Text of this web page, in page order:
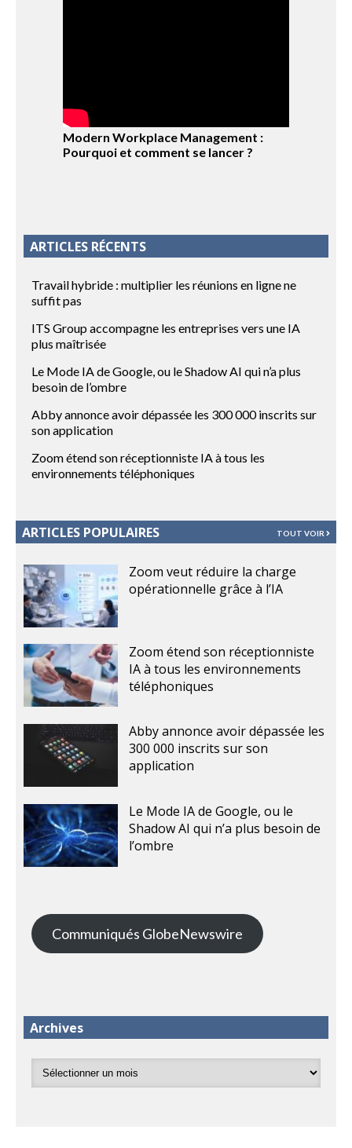
Modern Workplace Management :
Pourquoi et comment se lancer ?
ARTICLES RÉCENTS
Travail hybride : multiplier les réunions en ligne ne
suffit pas
ITS Group accompagne les entreprises vers une IA
plus maîtrisée
Le Mode IA de Google, ou le Shadow AI qui n’a plus
besoin de l’ombre
Abby annonce avoir dépassée les 300 000 inscrits sur
son application
Zoom étend son réceptionniste IA à tous les
environnements téléphoniques
ARTICLES POPULAIRES TOUT VOIR
Zoom veut réduire la charge
opérationnelle grâce à l’IA
Zoom étend son réceptionniste
IA à tous les environnements
téléphoniques
Abby annonce avoir dépassée les
300 000 inscrits sur son
application
Le Mode IA de Google, ou le
Shadow AI qui n’a plus besoin de
l’ombre
Communiqués GlobeNewswire
Archives